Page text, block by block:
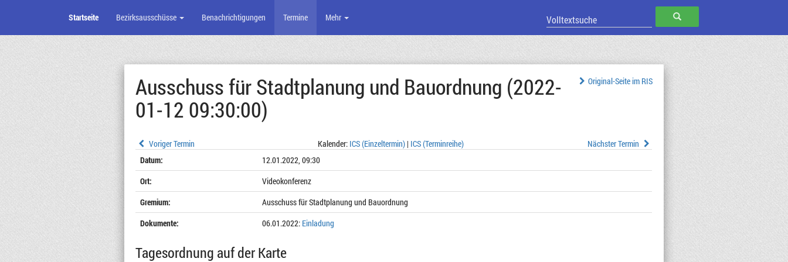
Zum
Seiteninhalt
SUCHEN
Startseite Bezirksausschüsse Benachrichtigungen Termine Mehr
Original-Seite im RIS
Ausschuss für Stadtplanung und Bauordnung (2022-
01-12 09:30:00)
Nächster Termin
Voriger Termin Kalender: ICS (Einzeltermin) | ICS (Terminreihe)
Datum:
12.01.2022, 09:30
Ort:
Videokonferenz
Gremium:
Ausschuss für Stadtplanung und Bauordnung
Dokumente:
06.01.2022: Einladung
Tagesordnung auf der Karte